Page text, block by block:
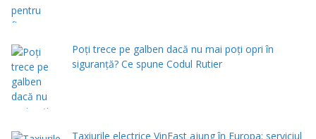
Poți trece pe galben dacă nu mai poți opri în
siguranță? Ce spune Codul Rutier
Taxiurile electrice VinFast ajung în Europa: serviciul